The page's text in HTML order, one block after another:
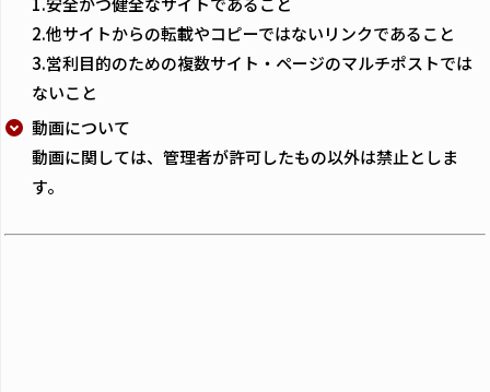
2.他サイトからの転載やコピーではないリンクであること
3.営利目的のための複数サイト・ページのマルチポストでは
ないこと
動画について
動画に関しては、管理者が許可したもの以外は禁止としま
す。